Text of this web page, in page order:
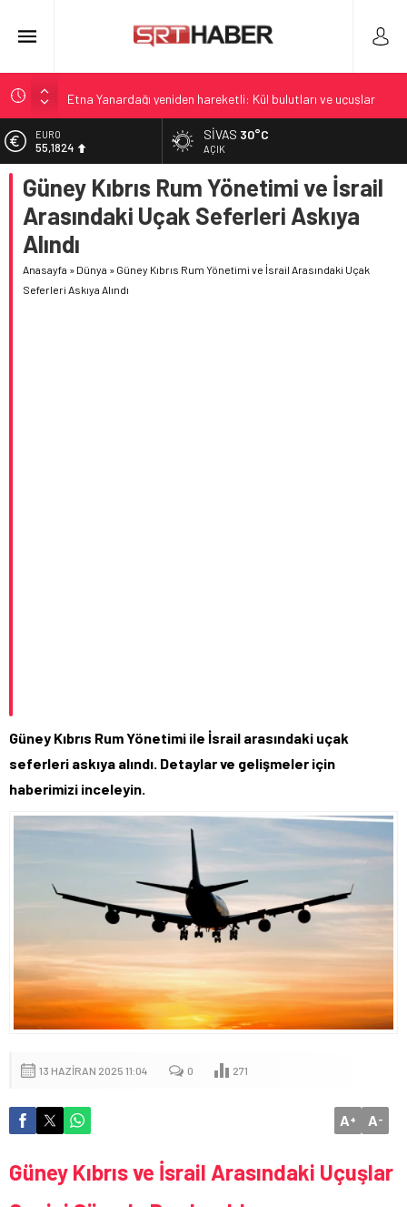
Etna Yanardağı yeniden hareketli: Kül bulutları ve uçuşlar
İzmir’de Rüşvet Soruşturmada Gözaltı ve Tutuklama
Sivasspor Esenler Erokspor hazırlıkları tamamlandı
Çerçeve Yasa: Uysal’dan sert eleştiri ve ABDk’te tartışma
Dunedin Meclis toplantısında banyodan bağlandı
EURO
55,1824
ALTIN
6.662,10
BİST
13.779,39
DOLAR
47,6954
SIVAS 30°C
AÇIK
Güney Kıbrıs Rum Yönetimi ve İsrail
Arasındaki Uçak Seferleri Askıya
Alındı
Anasayfa » Dünya » Güney Kıbrıs Rum Yönetimi ve İsrail Arasındaki Uçak
Seferleri Askıya Alındı
Güney Kıbrıs Rum Yönetimi ile İsrail arasındaki uçak
seferleri askıya alındı. Detaylar ve gelişmeler için
haberimizi inceleyin.
13 HAZIRAN 2025 11:04 0 271
A+ A-
Güney Kıbrıs ve İsrail Arasındaki Uçuşlar